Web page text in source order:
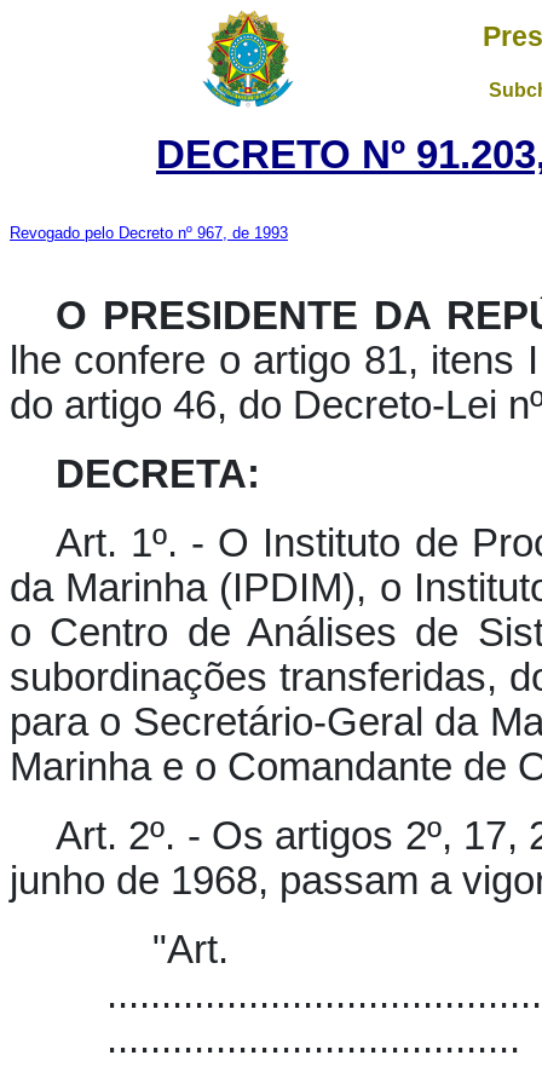
DECRETO Nº
Revogado pelo Decreto nº 967, de 1993
O PRESIDENTE DA
lhe confere o artigo 81,
do artigo 46, do Decreto-Lei
DECRETA:
Art. 1º. - O Instituto de
da Marinha (IPDIM), o
o Centro de Análises de
subordinações transferidas,
para o Secretário-Geral da
Marinha e o Comandante de
Art. 2º. - Os artigos 2º, 17,
junho de 1968, passam a
......................................